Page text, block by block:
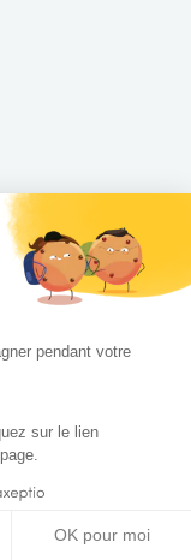
pendant votre
sur le lien
OK pour moi
travaux